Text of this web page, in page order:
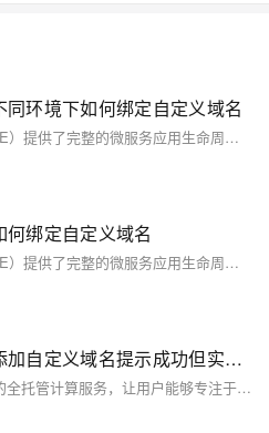
环境下如何绑定自定义域名
阿里云Serverless 应用引擎（SAE）提供了完整的微服务应用生命周期管理能力，包括应用部署、服务治理、开发运维、资源管理等功能，并通过扩展功能支持多环境管理、API Gateway、事件驱动等高级应用场景，帮助企业快速构建、部署、运维和扩展微服务架构，实现Serverless化的应用部署与运维模式。以下是对SAE产品使用合集的概述，包括应用管理、服务治理、开发运维、资源管理等方面。
绑定自定义域名
阿里云Serverless 应用引擎（SAE）提供了完整的微服务应用生命周期管理能力，包括应用部署、服务治理、开发运维、资源管理等功能，并通过扩展功能支持多环境管理、API Gateway、事件驱动等高级应用场景，帮助企业快速构建、部署、运维和扩展微服务架构，实现Serverless化的应用部署与运维模式。以下是对SAE产品使用合集的概述，包括应用管理、服务治理、开发运维、资源管理等方面。
函数计算产品使用问题之添加自定义域名提示成功但实际不成功，是什么造成的
函数计算产品作为一种事件驱动的全托管计算服务，让用户能够专注于业务逻辑的编写，而无需关心底层服务器的管理与运维。你可以有效地利用函数计算产品来支撑各类应用场景，从简单的数据处理到复杂的业务逻辑，实现快速、高效、低成本的云上部署与运维。以下是一些关于使用函数计算产品的合集和要点，帮助你更好地理解和应用这一服务。